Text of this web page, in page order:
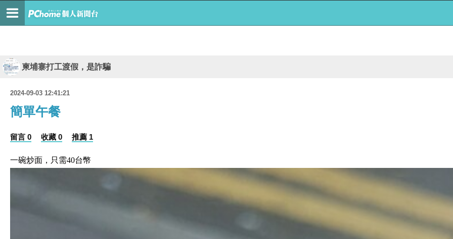
柬埔寨打工渡假，是詐騙
2024-09-03 12:41:21
簡單午餐
留言 0 收藏 0 推薦 1
一碗炒面，只需40台幣